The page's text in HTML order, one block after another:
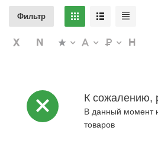
Фильтр
К сожалению,
В данный момент
товаров